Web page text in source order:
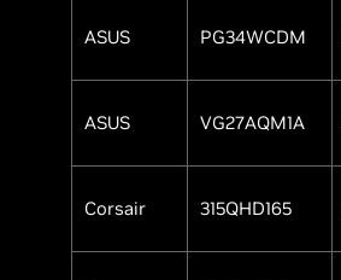
ASUS PG34WCDM
ASUS VG27AQM1A
Corsair 315QHD165